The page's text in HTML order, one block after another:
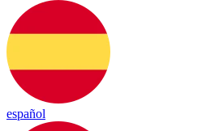
español